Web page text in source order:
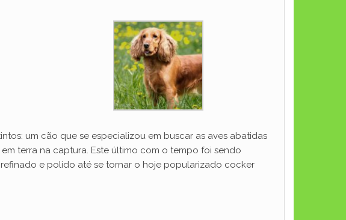
um cão que se especializou em buscar as aves abatidas
terra na captura. Este último com o tempo foi sendo
e polido até se tornar o hoje popularizado cocker